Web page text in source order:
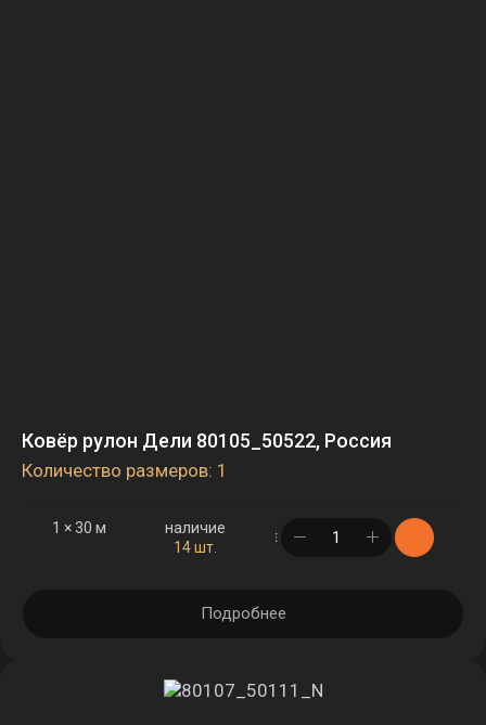
Ковёр рулон Дели 80105_50522, Россия
Количество размеров: 1
1 × 30 м
наличие
14 шт.
в корзине
Подробнее